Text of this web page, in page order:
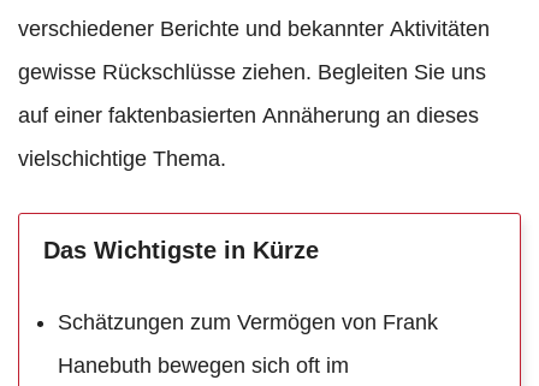
verschiedener Berichte und bekannter Aktivitäten
gewisse Rückschlüsse ziehen. Begleiten Sie uns
auf einer faktenbasierten Annäherung an dieses
vielschichtige Thema.
Das Wichtigste in Kürze
Schätzungen zum Vermögen von Frank
Hanebuth bewegen sich oft im